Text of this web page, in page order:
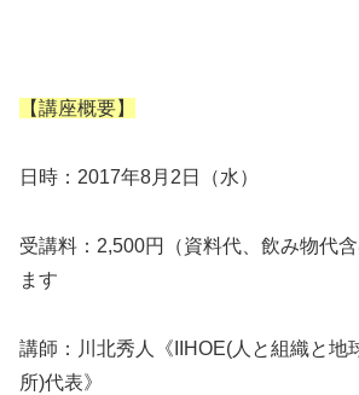
【講座概要】
日時：2017年8月2日（水）
受講料：2,500円（資料代、飲み物代
ます
講師：川北秀人《IIHOE(人と組織と地
所)代表》